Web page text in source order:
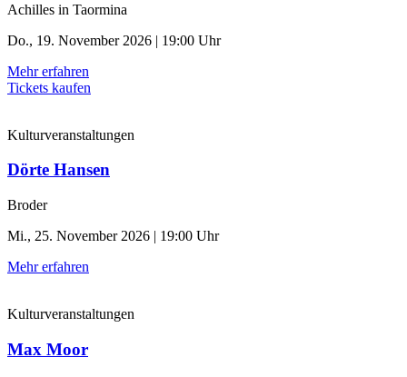
Achilles in Taormina
Do., 19. November 2026 | 19:00 Uhr
Mehr erfahren
Tickets kaufen
Kulturveranstaltungen
Dörte Hansen
Broder
Mi., 25. November 2026 | 19:00 Uhr
Mehr erfahren
Kulturveranstaltungen
Max Moor